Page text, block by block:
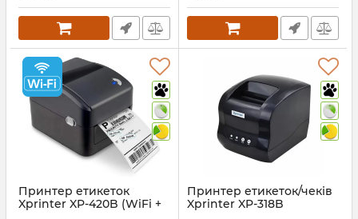
Принтер етикеток
Xprinter XP-420B (WiFi +
Принтер етикеток/чеків
Xprinter XP-318B